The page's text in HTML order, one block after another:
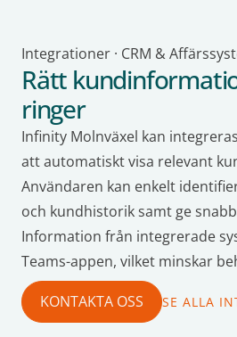
Integrationer · CRM &
Rätt
ringer
Infinity Molnväxel kan
att automatiskt visa relevant
Användaren kan enkelt
och kundhistorik samt ge
Information från integrerade
Teams-appen, vilket minskar
KONTAKTA OSS SE ALLA